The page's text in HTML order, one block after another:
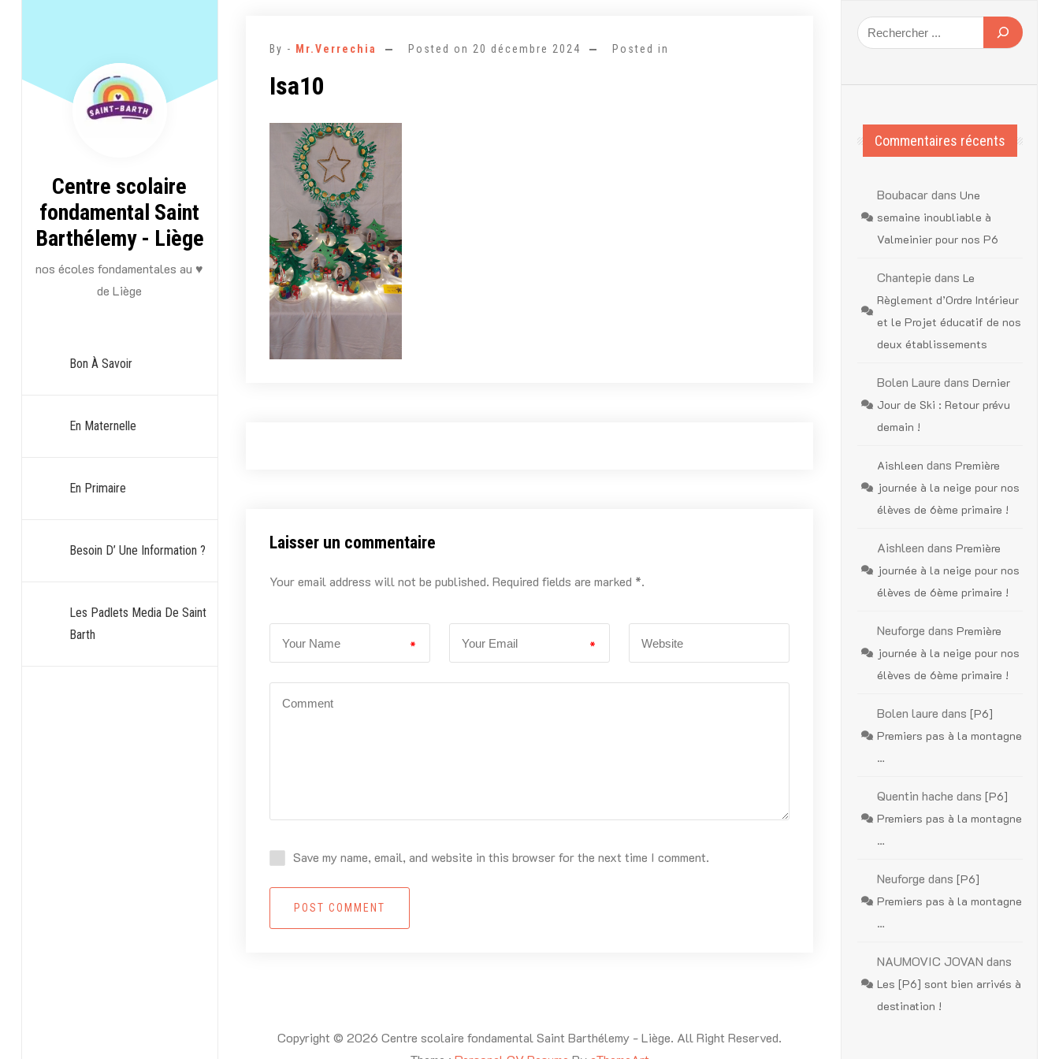
Centre scolaire
fondamental Saint
Barthélemy - Liège
nos écoles fondamentales au ♥
de Liège
Bon À Savoir
En Maternelle
En Primaire
Besoin D’ Une Information ?
Les Padlets Media De Saint
Barth
By - Mr.Verrechia Posted on 20 décembre 2024 Posted in
Isa10
Laisser un commentaire
Your email address will not be published. Required fields are marked *.
* *
Save my name, email, and website in this browser for the next time I comment.
POST COMMENT
Copyright © 2026 Centre scolaire fondamental Saint Barthélemy - Liège. All Right Reserved.
Commentaires récents
BoubacardansUne
semaine inoubliable à
Valmeinier pour nos P6
Chantepie dansLe
Règlement d’Ordre Intérieur
et le Projet éducatif de nos
deux établissements
Bolen Laure dansDernier
Jour de Ski : Retour prévu
demain !
Aishleen dansPremière
journée à la neige pour nos
élèves de 6ème primaire !
Aishleen dansPremière
journée à la neige pour nos
élèves de 6ème primaire !
Neuforge dansPremière
journée à la neige pour nos
élèves de 6ème primaire !
Bolen laure dans[P6]
Premiers pas à la montagne
…
Quentin hache dans[P6]
Premiers pas à la montagne
…
Neuforge dans[P6]
Premiers pas à la montagne
…
NAUMOVIC JOVAN dans
Les [P6] sont bien arrivés à
destination !